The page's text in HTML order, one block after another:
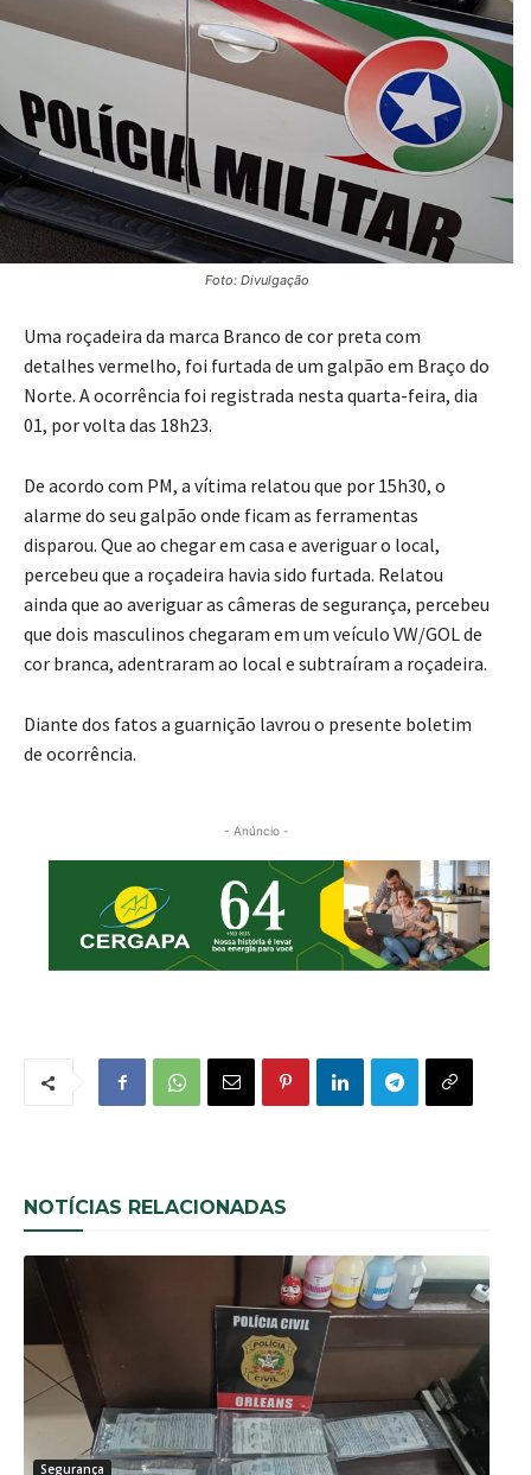
Foto: Divulgação
Uma roçadeira da marca Branco de cor preta com
detalhes vermelho, foi furtada de um galpão em Braço do
Norte. A ocorrência foi registrada nesta quarta-feira, dia
01, por volta das 18h23.
De acordo com PM, a vítima relatou que por 15h30, o
alarme do seu galpão onde ficam as ferramentas
disparou. Que ao chegar em casa e averiguar o local,
percebeu que a roçadeira havia sido furtada. Relatou
ainda que ao averiguar as câmeras de segurança, percebeu
que dois masculinos chegaram em um veículo VW/GOL de
cor branca, adentraram ao local e subtraíram a roçadeira.
Diante dos fatos a guarnição lavrou o presente boletim
de ocorrência.
- Anúncio -
NOTÍCIAS RELACIONADAS
Segurança